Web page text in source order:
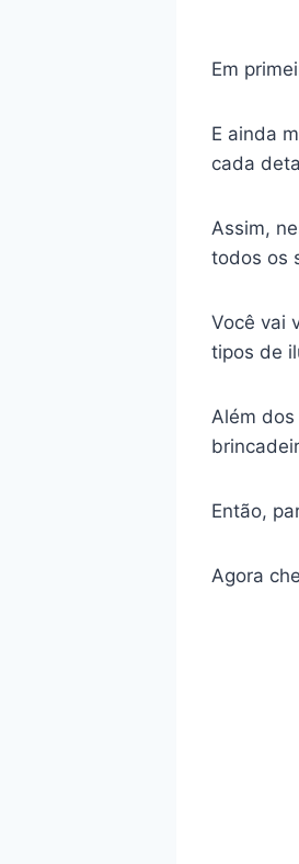
Em
E ainda
cada
Assim,
todos os
Você vai
tipos de
Além
Então,
Agora